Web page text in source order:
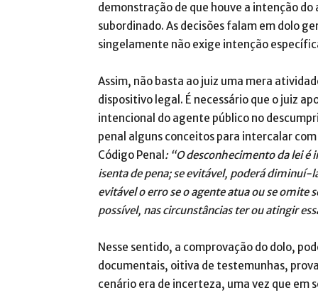
demonstração de que houve a intenção
subordinado. As decisões falam em dolo
singelamente não exige intenção
Assim, não basta ao juiz uma mera
dispositivo legal. É necessário que o juiz
intencional do agente público no
penal alguns conceitos para intercalar
Código Penal : “O desconhecimento da lei é
isenta de pena; se evitável, poderá diminuí-
evitável o erro se o agente atua ou se omite
possível, nas circunstâncias ter ou atingir
Nesse sentido, a comprovação do dolo,
documentais, oitiva de testemunhas,
cenário era de incerteza, uma vez que em